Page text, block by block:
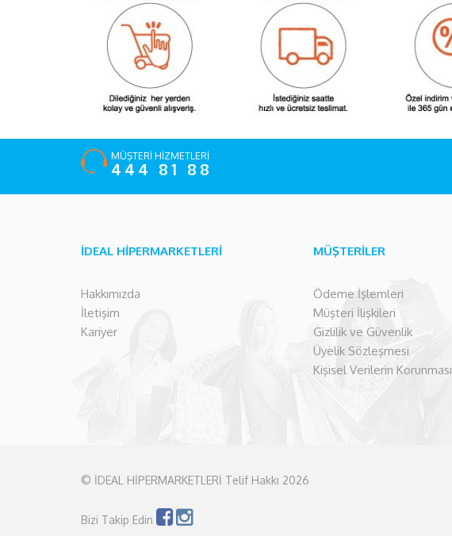
MÜŞTERİ HİZMETLERİ
444 81 88
İDEAL HİPERMARKETLERİ
Hakkımızda
İletişim
Kariyer
MÜŞTERİLER
Ödeme İşlemleri
Müşteri İlişkileri
Gizlilik ve Güvenlik
Üyelik Sözleşmesi
Kişisel Verilerin Korunması
© İDEAL HİPERMARKETLERİ Telif Hakkı 2026
Bizi Takip Edin